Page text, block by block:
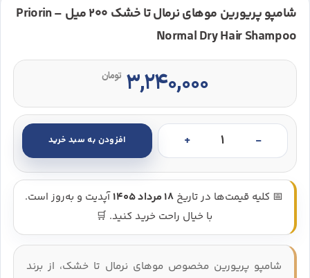
شامپو پریورین موهای نرمال تا خشک 200 میل – Priorin
Normal Dry Hair Shampoo
۳,۲۴۰,۰۰۰ تومان
شامپو پریورین مخصوص موهای نرمال تا خشک، از برند
📅 کلیه قیمت‌ها در تاریخ 18 مرداد 1405
آپدیت و به‌روز است.
با خیال راحت خرید کنید. 🛒
شامپو پریورین موهای نرمال تا خشک 200 میل - Priorin Normal Dry Hair Shampoo عدد
افزودن به سبد خرید